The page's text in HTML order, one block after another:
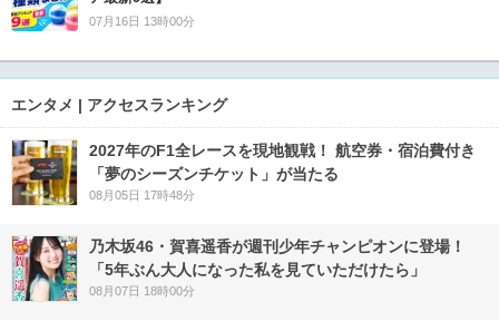
07月16日 13時00分
エンタメ | アクセスランキング
2027年のF1全レースを現地観戦！ 航空券・宿泊費付き
「夢のシーズンチケット」が当たる
08月05日 17時48分
乃木坂46・賀喜遥香が週刊少年チャンピオンに登場！
「5年ぶん大人になった私を見ていただけたら」
08月07日 18時00分